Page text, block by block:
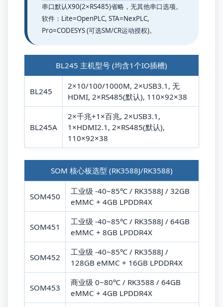
串口默认X90(2×RS485)省略，无其他串口选项。
软件：Lite=OpenPLC, STA=NexPLC,
Pro=CODESYS (可选SM/CR运动授权)。
BL245 主机型号 (均含1个IO插槽)
BL245
2×10/100/1000M, 2×USB3.1, 无
HDMI, 2×RS485(默认), 110×92×38
BL245A
2×千兆+1×百兆, 2×USB3.1,
1×HDMI2.1, 2×RS485(默认),
110×92×38
SOM 核心板选型 (RK3588J/RK3588)
SOM450
工业级 -40~85℃ / RK3588J / 32GB
eMMC + 4GB LPDDR4X
SOM451
工业级 -40~85℃ / RK3588J / 64GB
eMMC + 8GB LPDDR4X
SOM452
工业级 -40~85℃ / RK3588J /
128GB eMMC + 16GB LPDDR4X
SOM453
商业级 0~80℃ / RK3588 / 64GB
eMMC + 4GB LPDDR4X